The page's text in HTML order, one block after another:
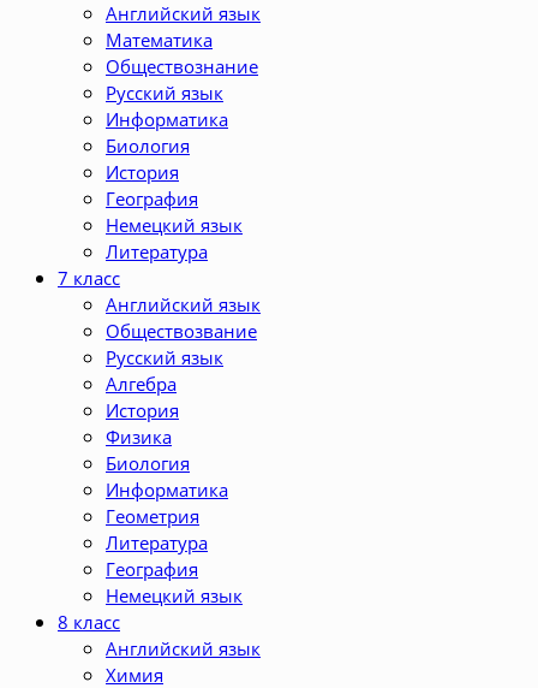
Английский язык
Математика
Обществознание
Русский язык
Информатика
Биология
История
География
Немецкий язык
Литература
7 класс
Английский язык
Обществозвание
Русский язык
Алгебра
История
Физика
Биология
Информатика
Геометрия
Литература
География
Немецкий язык
8 класс
Английский язык
Химия